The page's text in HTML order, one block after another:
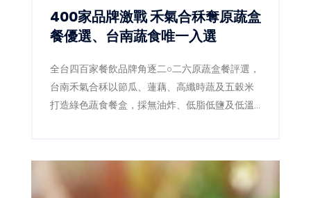
400家品牌激戰 禾氣合秝奪原蔬盒
餐優選、台南蔬食唯一入選
全台四百家餐飲品牌角逐二○二六原蔬盒餐評選，
台南禾氣合秝以節瓜、蓮藕、高纖時蔬及五穀米
打造綠色蔬食餐盒，採無油炸、低脂低鹽及低溫